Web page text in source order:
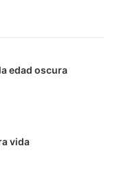
edad oscura
vida